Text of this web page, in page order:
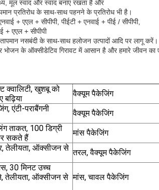
मूल स्वाद और स्वाद बनाए रखता है और
प्रतिरोध के साथ-साथ पहनने के प्रतिरोध भी है।
+ एएल + सीपीपी, पीईटी + एनवाई + पीई / सीपीपी,
+ एएल + सीपीपी
नसबंदी के साथ-साथ हलोजन उत्पादों आदि पर लागू करें।
के ऑक्सीडेटिव गिरावट में आसान है और हमारे जीवन का
क्वालिटी, खुशबू को
बढ़िया
वैक्यूम पैकेजिंग
एंटी-पराबैंगनी
वैक्यूम पैकेजिंग
ताकत, 100 डिग्री
सकते हैं
मांस पैकेजिंग
तेलीयता, ऑक्सीजन से तरल, वैक्यूम पैकेजिंग
30 मिनट उच्च
तेलीयता, ऑक्सीजन से मांस, चावल पैकेजिंग